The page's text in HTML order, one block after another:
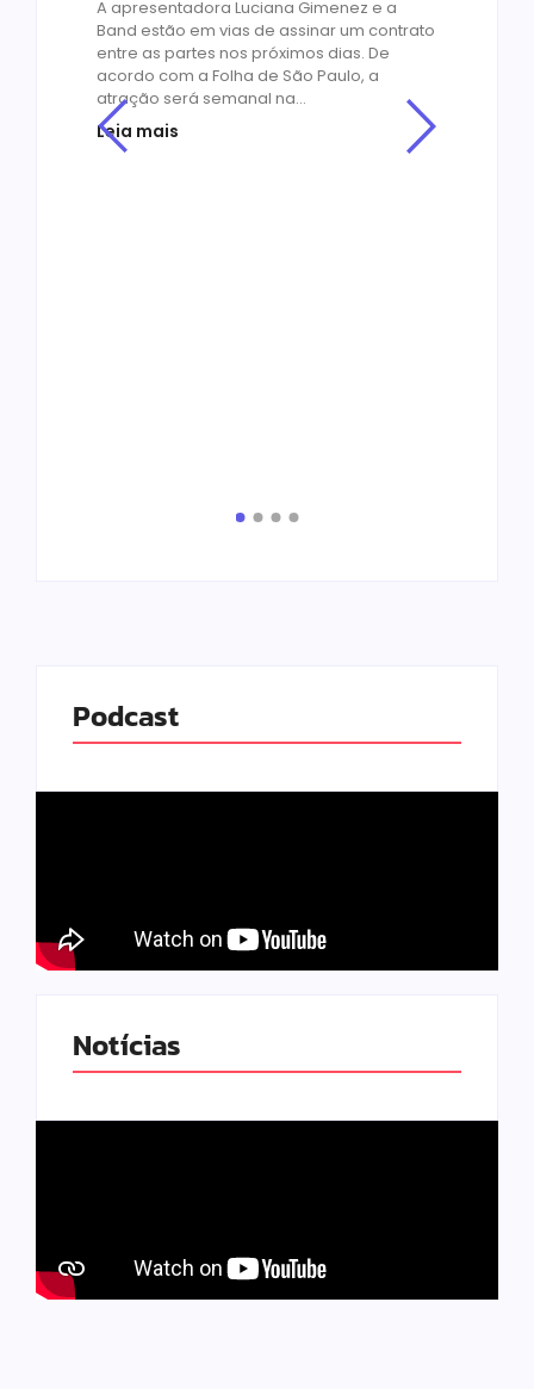
A apresentadora Luciana Gimenez e a
Band estão em vias de assinar um contrato
entre as partes nos próximos dias. De
acordo com a Folha de São Paulo, a
atração será semanal na...
Leia mais
Podcast
Notícias